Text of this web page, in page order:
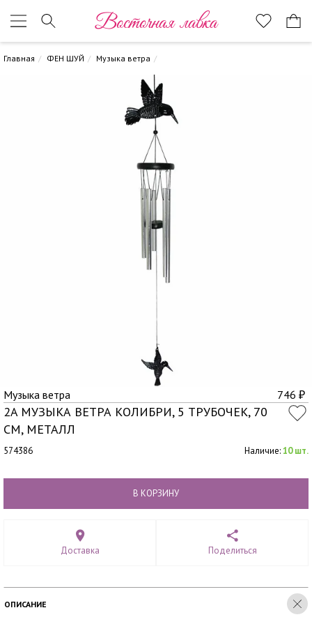
Восточная лавка
Главная ФЕН ШУЙ Музыка ветра
Музыка ветра 746 ₽
2A МУЗЫКА ВЕТРА КОЛИБРИ, 5 ТРУБОЧЕК, 70
СМ, МЕТАЛЛ
574386 Наличие:10 шт.
В КОРЗИНУ
Доставка Поделиться
ОПИСАНИЕ